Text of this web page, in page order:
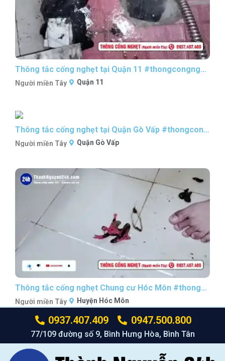
Thông tắc cống nghẹt tại Quận 11 #thongcongnghetsaigon #nguoimientaythongcong
Người miền Tây Quận 11
Thông tắc cống nghẹt tại Quận Gò Vấp #thongcongnghetsaigon #nguoimientaythongcong
Người miền Tây Quận Gò Vấp
Thông tắc cống nghẹt Chung cư Hóc Môn #thongcongnghetsaigon #nguoimientaythongcong
Người miền Tây Huyện Hóc Môn
0937.407.409 0947.500.800
77/109 đường số 9, Bình Hưng Hòa, Bình Tân